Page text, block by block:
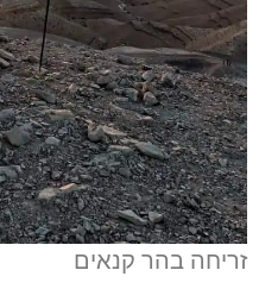
זריחה בהר קנאים